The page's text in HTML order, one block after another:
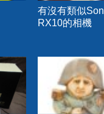
有沒有類似
RX10的相機